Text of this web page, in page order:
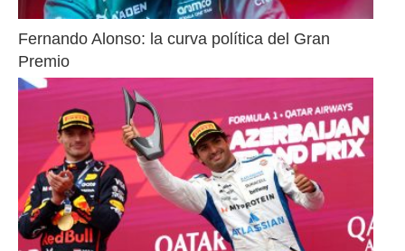
Fernando Alonso: la curva política del Gran
Premio